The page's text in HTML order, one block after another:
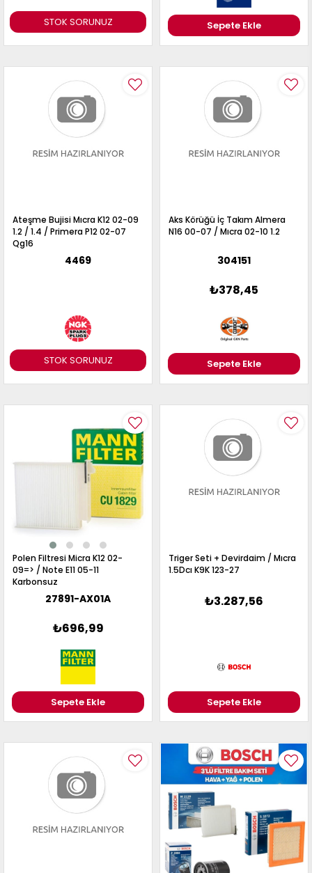
STOK SORUNUZ Sepete Ekle
STOK SORUNUZ
Ateşme Bujisi Mıcra K12 02-09
1.2 / 1.4 / Primera P12 02-07
Qg16
4469
Aks Körüğü İç Takım Almera
N16 00-07 / Mıcra 02-10 1.2
304151
₺378,45
Sepete Ekle
Polen Filtresi Micra K12 02-
09=> / Note E11 05-11
Karbonsuz
27891-AX01A
₺696,99
Sepete Ekle
Triger Seti + Devirdaim / Mıcra
1.5Dcı K9K 123-27
₺3.287,56
Sepete Ekle